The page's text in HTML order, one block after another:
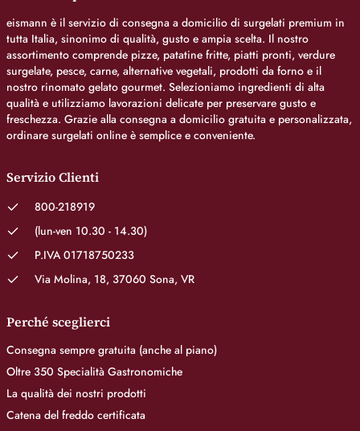
eismann è il servizio di consegna a domicilio di surgelati premium in
tutta Italia, sinonimo di qualità, gusto e ampia scelta. Il nostro
assortimento comprende pizze, patatine fritte, piatti pronti, verdure
surgelate, pesce, carne, alternative vegetali, prodotti da forno e il
nostro rinomato gelato gourmet. Selezioniamo ingredienti di alta
qualità e utilizziamo lavorazioni delicate per preservare gusto e
freschezza. Grazie alla consegna a domicilio gratuita e personalizzata,
ordinare surgelati online è semplice e conveniente.
Servizio Clienti
800-218919
(lun-ven 10.30 - 14.30)
P.IVA 01718750233
Via Molina, 18, 37060 Sona, VR
Perché sceglierci
Consegna sempre gratuita (anche al piano)
Oltre 350 Specialità Gastronomiche
La qualità dei nostri prodotti
Catena del freddo certificata